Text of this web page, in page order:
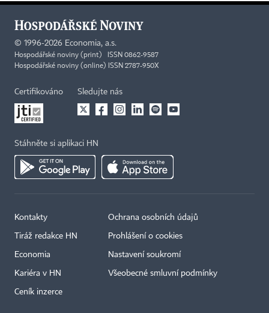
© 1996-2026 Economia, a.s.
Hospodářské noviny (print) ISSN 0862-9587
Hospodářské noviny (online) ISSN 2787-950X
Certifikováno Sledujte nás
Stáhněte si aplikaci HN
Kontakty
Tiráž redakce HN
Economia
Kariéra v HN
Ceník inzerce
Ochrana osobních údajů
Prohlášení o cookies
Nastavení soukromí
Všeobecné smluvní podmínky